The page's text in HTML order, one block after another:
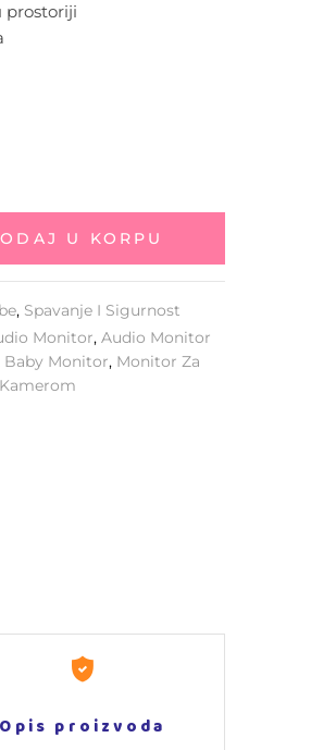
prostoriji
U KORPU
, Spavanje I Sigurnost
Monitor,Audio Monitor
Baby Monitor, Monitor Za
Opis proizvoda